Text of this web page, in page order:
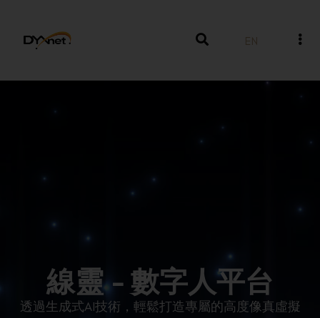
EN
線靈 - 數字人平台
透過生成式AI技術，輕鬆打造專屬的高度像真虛擬